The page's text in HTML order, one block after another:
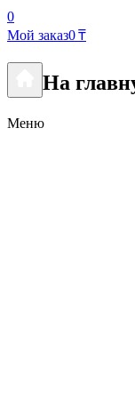
0
Мой заказ0 ₸
На
Меню